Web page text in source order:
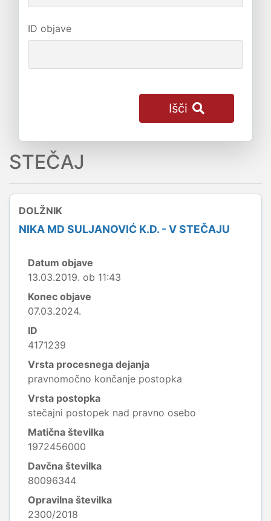
ID objave
Išči
STEČAJ
DOLŽNIK
NIKA MD SULJANOVIĆ K.D. - V STEČAJU
Datum objave
13.03.2019. ob 11:43
Konec objave
07.03.2024.
ID
4171239
Vrsta procesnega dejanja
pravnomočno končanje postopka
Vrsta postopka
stečajni postopek nad pravno osebo
Matična številka
1972456000
Davčna številka
80096344
Opravilna številka
2300/2018